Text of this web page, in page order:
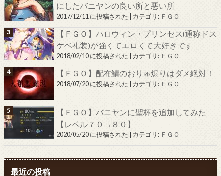
にしたバニヤンの良い所と悪い所
2017/12/11 に投稿された カテゴリ: ＦＧＯ
【ＦＧＯ】ハロウィン・プリンセス(通称ドス
ケベ礼装)が強くてエロくて大好きです
2018/02/10 に投稿された カテゴリ: ＦＧＯ
【ＦＧＯ】配布鯖のおりゅ煽りはダメ絶対！
2018/07/20 に投稿された カテゴリ: ＦＧＯ
【ＦＧＯ】バニヤンに聖杯を追加してみた
【レベル７０→８０】
2020/05/20 に投稿された カテゴリ: ＦＧＯ
最近の投稿